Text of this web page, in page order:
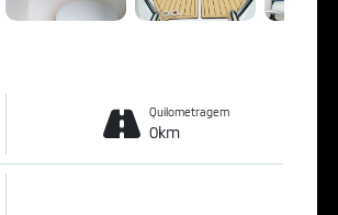
Quilometragem
0km